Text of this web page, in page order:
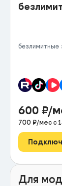
безлимит
безлимитные
600 ₽/
700 ₽/мес с
Для